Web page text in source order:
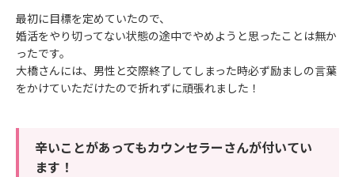
最初に目標を定めていたので、
婚活をやり切ってない状態の途中でやめようと思ったことは無か
ったです。
大橋さんには、男性と交際終了してしまった時必ず励ましの言葉
をかけていただけたので折れずに頑張れました！
辛いことがあってもカウンセラーさんが付いてい
ます！